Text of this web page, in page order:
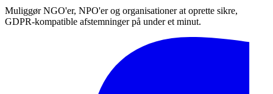
Muliggør NGO'er, NPO'er og organisationer at oprette sikre,
GDPR-kompatible afstemninger på under et minut.